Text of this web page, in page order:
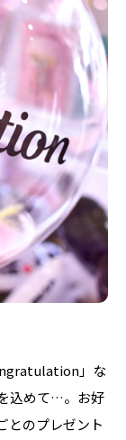
」な
込めて…。お好
とのプレゼント